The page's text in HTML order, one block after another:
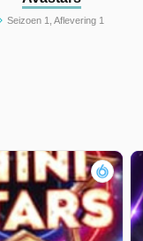
Seizoen 1, Aflevering 1